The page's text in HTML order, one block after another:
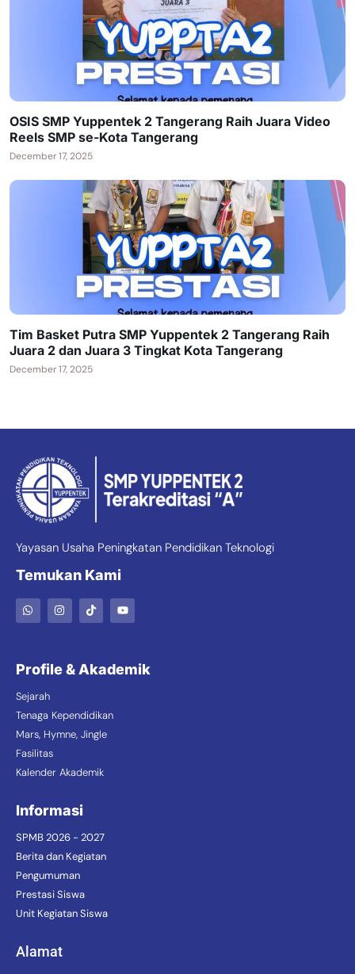
OSIS SMP Yuppentek 2 Tangerang Raih Juara Video
Reels SMP se-Kota Tangerang
December 17, 2025
Tim Basket Putra SMP Yuppentek 2 Tangerang Raih
Juara 2 dan Juara 3 Tingkat Kota Tangerang
December 17, 2025
Yayasan Usaha Peningkatan Pendidikan Teknologi
Temukan Kami
Profile & Akademik
Sejarah
Tenaga Kependidikan
Mars, Hymne, Jingle
Fasilitas
Kalender Akademik
Informasi
SPMB 2026 - 2027
Berita dan Kegiatan
Pengumuman
Prestasi Siswa
Unit Kegiatan Siswa
Alamat